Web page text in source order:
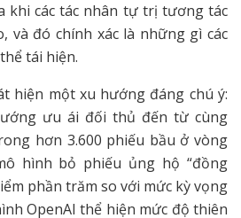
khi các tác nhân tự trị tương tác
và đó chính xác là những gì các
tái hiện.
hiện một xu hướng đáng chú ý:
ưu ái đối thủ đến từ cùng
hơn 3.600 phiếu bầu ở vòng
hình bỏ phiếu ủng hộ “đồng
phần trăm so với mức kỳ vọng
OpenAI thể hiện mức độ thiên